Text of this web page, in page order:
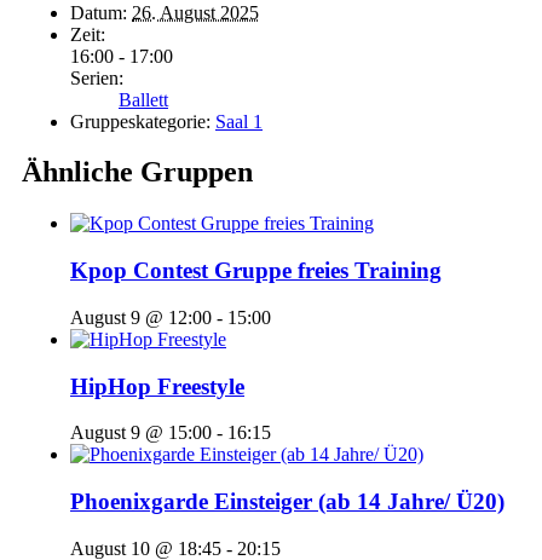
Datum: 26. August 2025
Zeit:
16:00 - 17:00
Serien:
Ballett
Gruppeskategorie: Saal 1
Ähnliche Gruppen
Kpop Contest Gruppe freies Training
August 9 @ 12:00 - 15:00
HipHop Freestyle
August 9 @ 15:00 - 16:15
Phoenixgarde Einsteiger (ab 14 Jahre/ Ü20)
August 10 @ 18:45 - 20:15